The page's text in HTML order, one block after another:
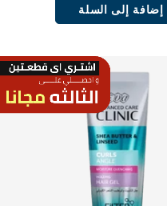
إضافة إلى السلة